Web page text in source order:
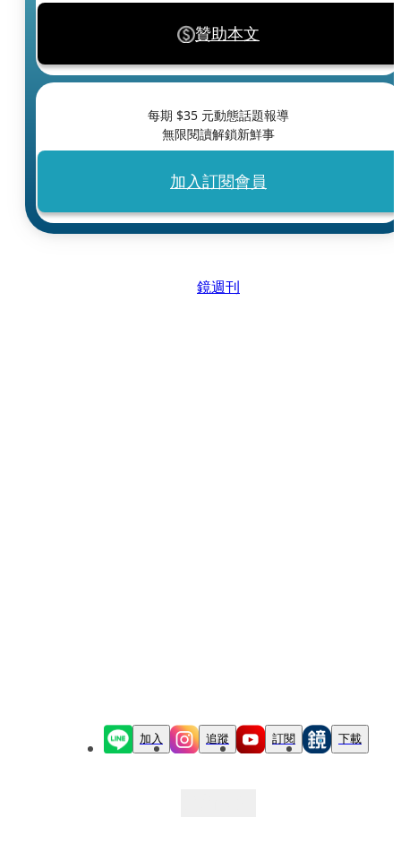
贊助本文
每期 $35 元動態話題報導
無限閱讀解鎖新鮮事
加入訂閱會員
鏡週刊
加入 追蹤 訂閱 下載